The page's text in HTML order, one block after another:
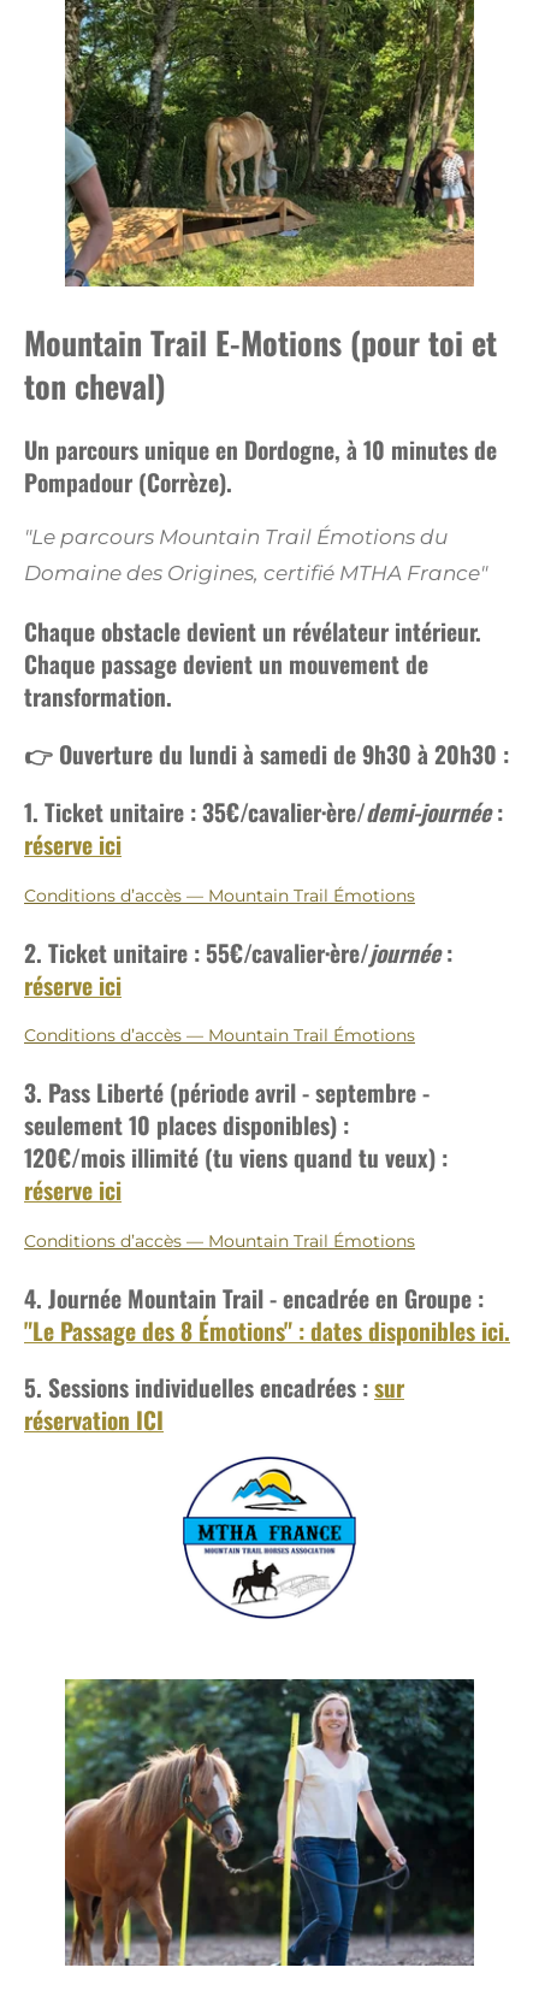
Mountain Trail E-Motions (pour toi et
ton cheval)
Un parcours unique en Dordogne, à 10 minutes de
Pompadour (Corrèze).
"Le parcours Mountain Trail Émotions du
Domaine des Origines, certifié MTHA France"
Chaque obstacle devient un révélateur intérieur.
Chaque passage devient un mouvement de
transformation.
👉 Ouverture du lundi à samedi de 9h30 à 20h30 :
1. Ticket unitaire : 35€/cavalier·ère/demi-journée:
réserve ici
Conditions d’accès — Mountain Trail Émotions
2. Ticket unitaire : 55€/cavalier·ère/journée:
réserve ici
Conditions d’accès — Mountain Trail Émotions
3. Pass Liberté (période avril - septembre -
seulement 10 places disponibles) :
120€/mois illimité (tu viens quand tu veux) :
réserve ici
Conditions d’accès — Mountain Trail Émotions
4. Journée Mountain Trail - encadrée en Groupe :
"Le Passage des 8 Émotions" : dates disponibles ici.
5. Sessions individuelles encadrées :sur
réservation ICI